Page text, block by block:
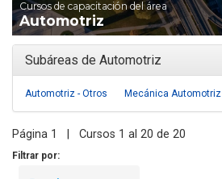
Cursos de capacitación del área
Automotriz
Subáreas de Automotriz
Automotriz - Otros Mecánica Automotriz
Página 1 | Cursos 1 al 20 de 20
Filtrar por: